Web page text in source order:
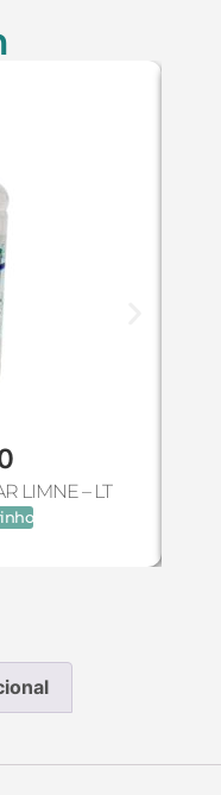
LIMNE – LT